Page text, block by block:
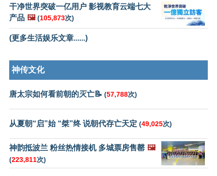
干净世界突破一亿用户 影视教育云端七大
产品 🖼️ (105,873次)
(更多生活娱乐文章......)
神传文化
唐太宗如何看前朝的灭亡📝 (57,788次)
从夏朝“启”始 “桀”终 说朝代存亡天定 (49,025次)
神韵抵波兰 粉丝热情接机 多城票房售罄 🖼️
(223,811次)